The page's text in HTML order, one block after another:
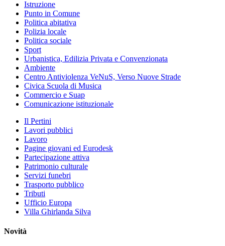
Istruzione
Punto in Comune
Politica abitativa
Polizia locale
Politica sociale
Sport
Urbanistica, Edilizia Privata e Convenzionata
Ambiente
Centro Antiviolenza VeNuS, Verso Nuove Strade
Civica Scuola di Musica
Commercio e Suap
Comunicazione istituzionale
Il Pertini
Lavori pubblici
Lavoro
Pagine giovani ed Eurodesk
Partecipazione attiva
Patrimonio culturale
Servizi funebri
Trasporto pubblico
Tributi
Ufficio Europa
Villa Ghirlanda Silva
Novità